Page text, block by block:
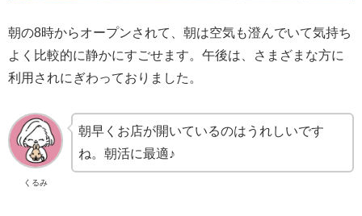
朝の8時からオープンされて、朝は空気も澄んでいて気持ち
よく比較的に静かにすごせます。午後は、さまざまな方に
利用されにぎわっておりました。
くるみ
朝早くお店が開いているのはうれしいです
ね。朝活に最適♪